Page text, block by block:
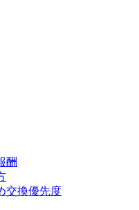
酬
交換優先度